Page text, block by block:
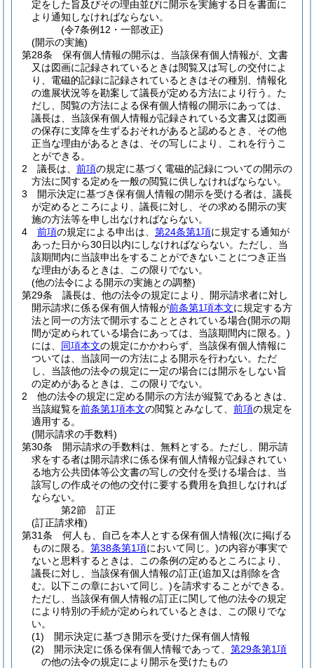
定をした旨及びその理由並びに開示を実施する日を書面に
より通知しなければならない。
(令7条例12・一部改正)
(開示の実施)
第28条
保有個人情報の開示は、当該保有個人情報が、文書
又は図画に記録されているときは閲覧又は写しの交付によ
り、電磁的記録に記録されているときはその種別、情報化
の進展状況等を勘案して議長が定める方法により行う。 た
だし、閲覧の方法による保有個人情報の開示にあっては、
議長は、当該保有個人情報が記録されている文書又は図画
の保存に支障を生ずるおそれがあると認めるとき、その他
正当な理由があるときは、その写しにより、これを行うこ
とができる。
2
議長は、 前項の規定に基づく電磁的記録についての開示の
方法に関する定めを一般の閲覧に供しなければならない。
3
開示決定に基づき保有個人情報の開示を受ける者は、議長
が定めるところにより、議長に対し、その求める開示の実
施の方法等を申し出なければならない。
4
前項の規定による申出は、 第24条第1項に規定する通知が
あった日から30日以内にしなければならない。 ただし、当
該期間内に当該申出をすることができないことにつき正当
な理由があるときは、この限りでない。
(他の法令による開示の実施との調整)
第29条
議長は、他の法令の規定により、開示請求者に対し
開示請求に係る保有個人情報が前条第1項本文に規定する方
法と同一の方法で開示することとされている場合(開示の期
間が定められている場合にあっては、当該期間内に限る。)
には、 同項本文の規定にかかわらず、当該保有個人情報に
ついては、当該同一の方法による開示を行わない。 ただ
し、当該他の法令の規定に一定の場合には開示をしない旨
の定めがあるときは、この限りでない。
2
他の法令の規定に定める開示の方法が縦覧であるときは、
当該縦覧を前条第1項本文の閲覧とみなして、 前項の規定を
適用する。
(開示請求の手数料)
第30条
開示請求の手数料は、無料とする。 ただし、開示請
求をする者は開示請求に係る保有個人情報が記録されてい
る地方公共団体等公文書の写しの交付を受ける場合は、当
該写しの作成その他の交付に要する費用を負担しなければ
ならない。
第2節
訂正
(訂正請求権)
第31条
何人も、自己を本人とする保有個人情報(次に掲げる
ものに限る。 第38条第1項において同じ。)の内容が事実で
ないと思料するときは、この条例の定めるところにより、
議長に対し、当該保有個人情報の訂正(追加又は削除を含
む。以下この章において同じ。)を請求することができる。
ただし、当該保有個人情報の訂正に関して他の法令の規定
により特別の手続が定められているときは、この限りでな
い。
(1)
開示決定に基づき開示を受けた保有個人情報
(2)
開示決定に係る保有個人情報であって、 第29条第1項
の他の法令の規定により開示を受けたもの